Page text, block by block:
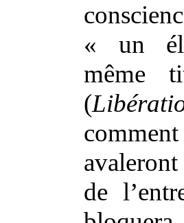
« un
même
(
de